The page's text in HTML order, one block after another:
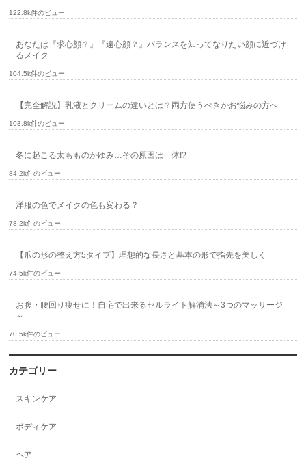
122.8k件のビュー
あなたは『求心顔？』『遠心顔？』バランスを知ってなりたい顔に近づけ
るメイク
104.5k件のビュー
【完全解説】乳液とクリームの違いとは？両方使うべきかお悩みの方へ
103.8k件のビュー
冬に起こる太もものかゆみ…その原因は一体!?
84.2k件のビュー
洋服の色でメイクの色も変わる？
78.2k件のビュー
【爪の形の整え方5タイプ】理想的な長さと基本の形で指先を美しく
74.5k件のビュー
お腹・腰回り痩せに！自宅で出来るセルライト解消法～3つのマッサージ
～
70.5k件のビュー
カテゴリー
スキンケア
ボディケア
ヘア